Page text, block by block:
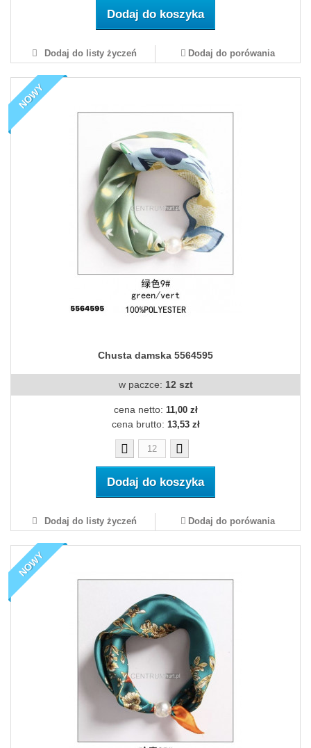
Dodaj do koszyka
Dodaj do listy życzeń Dodaj do porówania
NOWY
Chusta damska 5564595
w paczce: 12 szt
cena netto: 11,00 zł
cena brutto: 13,53 zł
Dodaj do koszyka
Dodaj do listy życzeń Dodaj do porówania
NOWY